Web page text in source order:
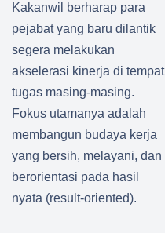
Kakanwil berharap para
pejabat yang baru dilantik
segera melakukan
akselerasi kinerja di tempat
tugas masing-masing.
Fokus utamanya adalah
membangun budaya kerja
yang bersih, melayani, dan
berorientasi pada hasil
nyata (result-oriented).